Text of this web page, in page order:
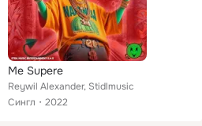
Me Supere
Reywil Alexander, Stidlmusic
Сингл
2022